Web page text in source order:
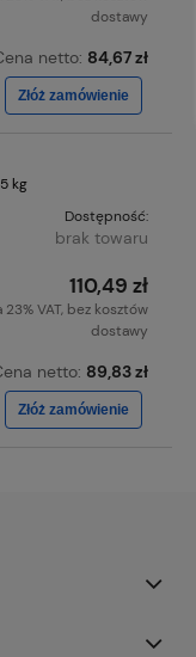
dostawy
netto: 84,67 zł
Złóż zamówienie
kg
Dostępność:
brak towaru
110,49 zł
23% VAT, bez kosztów
dostawy
netto: 89,83 zł
Złóż zamówienie